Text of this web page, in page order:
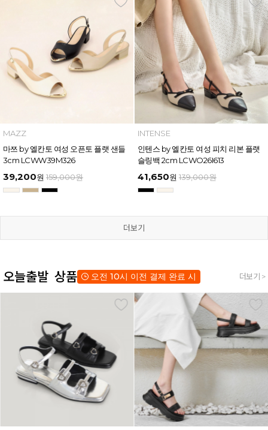
MAZZ
마쯔 by 엘칸토 여성 오픈토 플랫 샌들
3cm LCWW39M326
39,200원 159,000원
INTENSE
인텐스 by 엘칸토 여성 피치 리본 플랫
슬링백 2cm LCWO26I613
41,650원 139,000원
더보기
오늘출발 상품 오전 10시 이전 결제 완료 시 더보기 >